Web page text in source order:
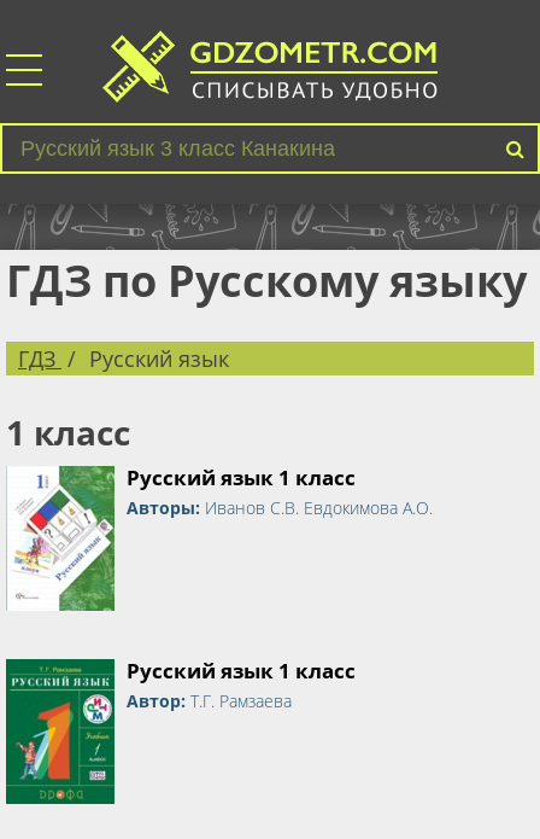
ГДЗ по Русскому языку
ГДЗ Русский язык
1 класс
Русский язык 1 класс
Авторы: Иванов С.В. Евдокимова А.О.
Русский язык 1 класс
Автор: Т.Г. Рамзаева